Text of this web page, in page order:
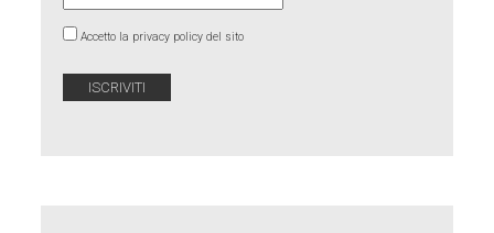
Accetto la privacy policy del sito